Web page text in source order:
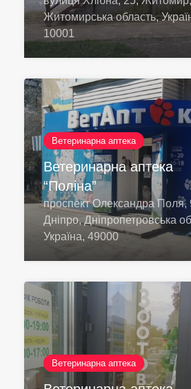
Житомирська область,
10001
Ветеринарна аптека
Ветеринарна аптека
“Поліна”
проспект Олександра Поля,
Дніпро, Дніпропетровська
Україна, 49000
Ветеринарна аптека